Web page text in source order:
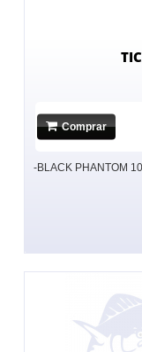
Comprar
-BLACK PHANTOM